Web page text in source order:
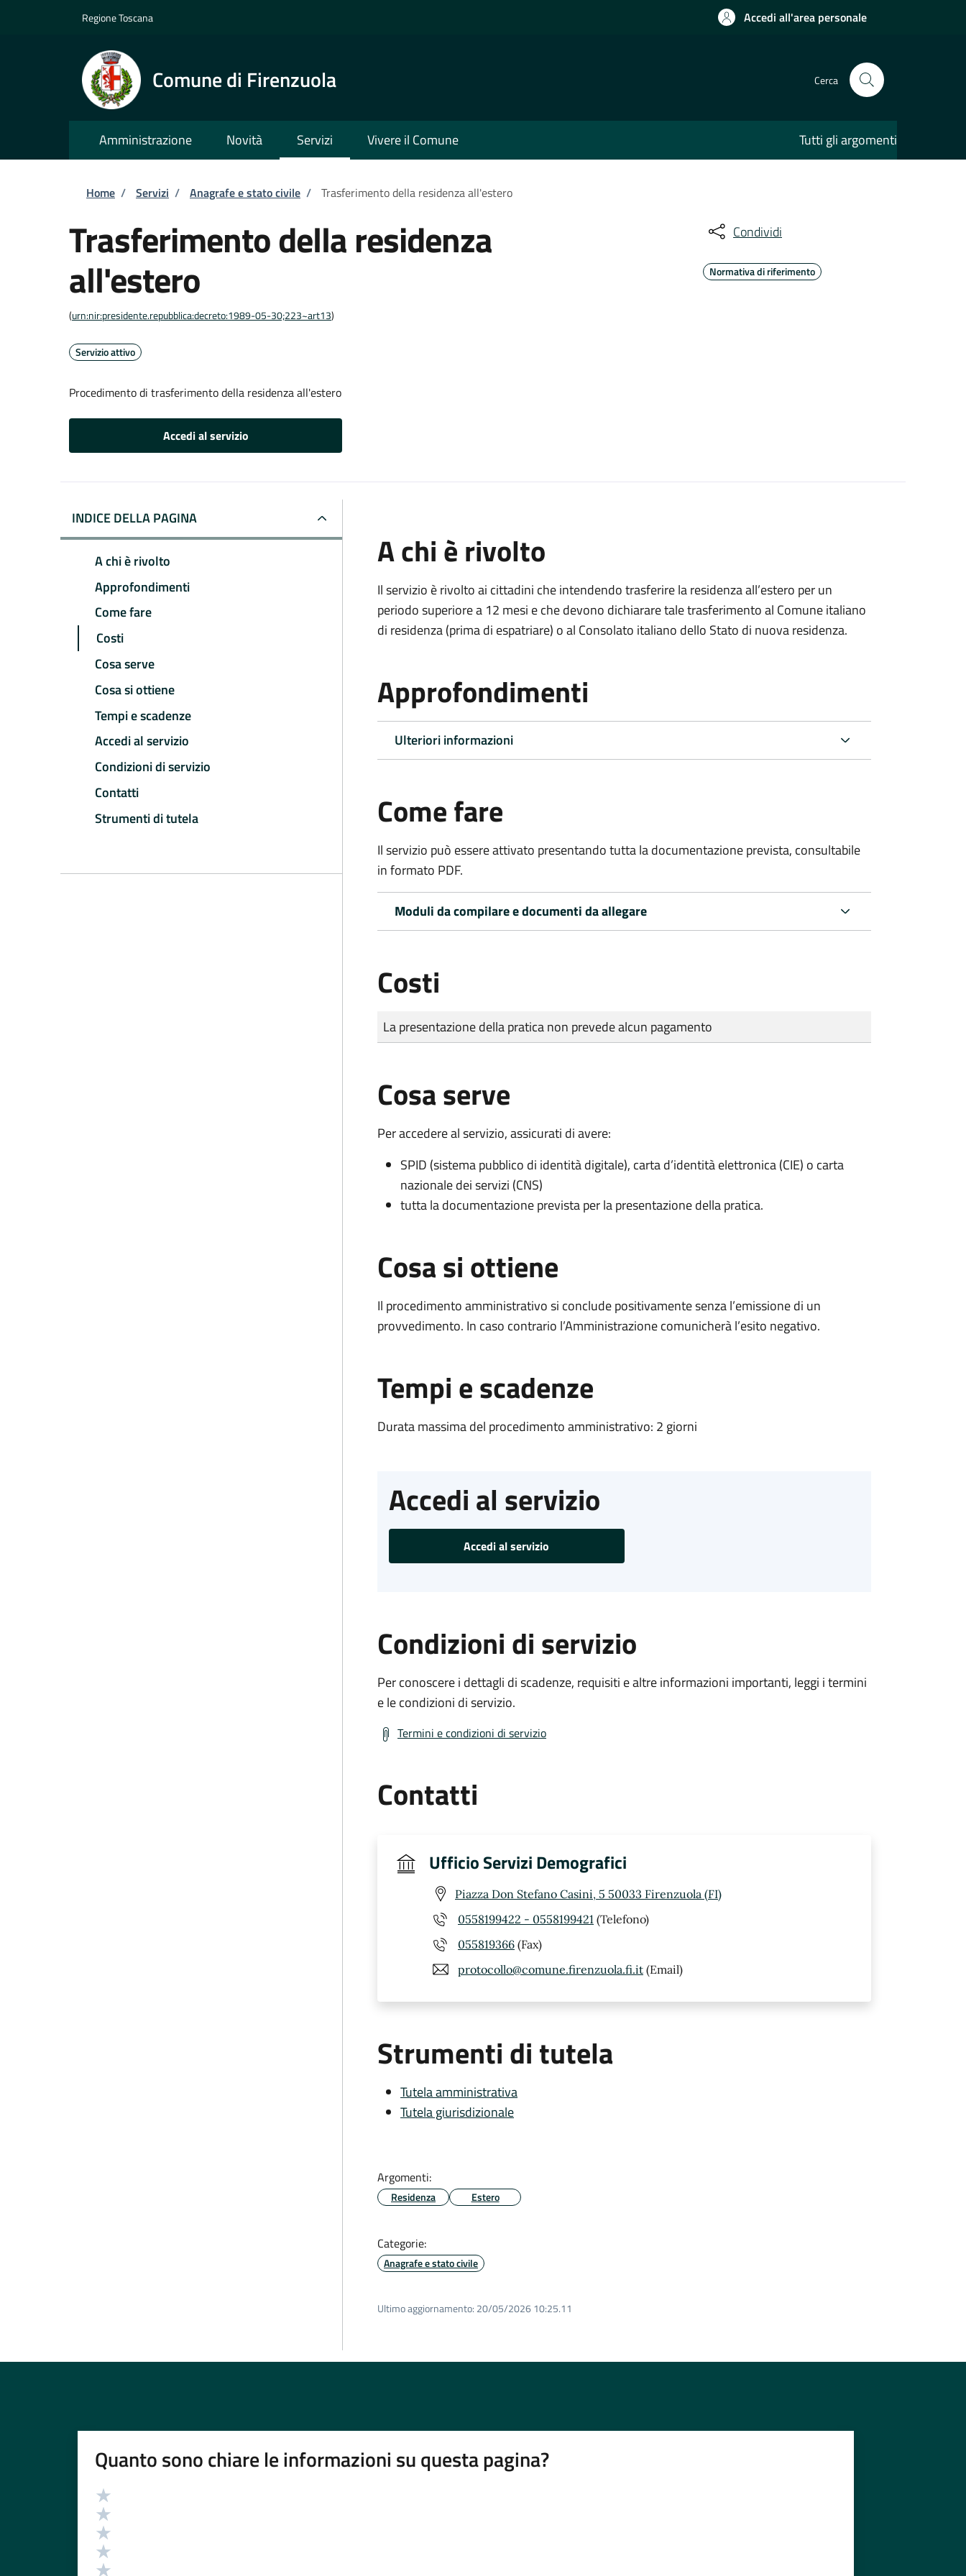
Regione Toscana Accedi all'area personale
Comune di Firenzuola Cerca
Amministrazione Novità Servizi Vivere il Comune Tutti gli argomenti
Briciole di pane
Home / Servizi / Anagrafe e stato civile / Trasferimento della residenza all'estero
Trasferimento della residenza
all'estero
(urn:nir:presidente.repubblica:decreto:1989-05-30;223~art13)
Servizio attivo
Procedimento di trasferimento della residenza all'estero
Accedi al servizio
Condividi
Normativa di riferimento
INDICE DELLA PAGINA
A chi è rivolto
Approfondimenti
Come fare
Costi
Cosa serve
Cosa si ottiene
Tempi e scadenze
Accedi al servizio
Condizioni di servizio
Contatti
Strumenti di tutela
A chi è rivolto
Il servizio è rivolto ai cittadini che intendendo trasferire la residenza all’estero per un
periodo superiore a 12 mesi e che devono dichiarare tale trasferimento al Comune italiano
di residenza (prima di espatriare) o al Consolato italiano dello Stato di nuova residenza.
Approfondimenti
Ulteriori informazioni
Come fare
Il servizio può essere attivato presentando tutta la documentazione prevista, consultabile
in formato PDF.
Moduli da compilare e documenti da allegare
Costi
Tipo di pagamento
Importo
La presentazione della pratica non prevede alcun pagamento
Cosa serve
Per accedere al servizio, assicurati di avere:
SPID (sistema pubblico di identità digitale), carta d’identità elettronica (CIE) o carta
nazionale dei servizi (CNS)
tutta la documentazione prevista per la presentazione della pratica.
Cosa si ottiene
Il procedimento amministrativo si conclude positivamente senza l’emissione di un
provvedimento. In caso contrario l’Amministrazione comunicherà l’esito negativo.
Tempi e scadenze
Durata massima del procedimento amministrativo: 2 giorni
Accedi al servizio
Accedi al servizio
Condizioni di servizio
Per conoscere i dettagli di scadenze, requisiti e altre informazioni importanti, leggi i termini
e le condizioni di servizio.
Termini e condizioni di servizio
Contatti
Ufficio Servizi Demografici
Piazza Don Stefano Casini, 5 50033 Firenzuola (FI)
0558199422 - 0558199421 (Telefono)
055819366 (Fax)
protocollo@comune.firenzuola.fi.it (Email)
Strumenti di tutela
Tutela amministrativa
Tutela giurisdizionale
Argomenti:
Residenza Estero
Categorie:
Anagrafe e stato civile
Ultimo aggiornamento: 20/05/2026 10:25.11
Quanto sono chiare le informazioni su questa pagina?
Valutazione